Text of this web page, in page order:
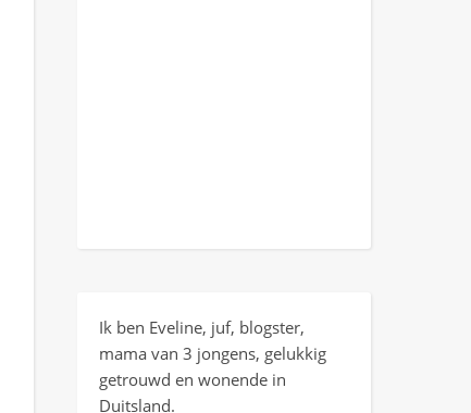
Ik ben Eveline, juf, blogster,
mama van 3 jongens, gelukkig
getrouwd en wonende in
Duitsland.